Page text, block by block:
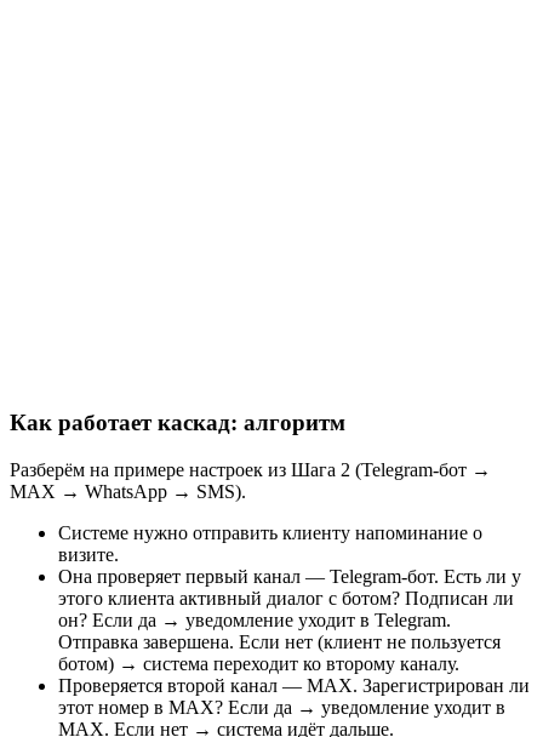
Как работает каскад: алгоритм
Разберём на примере настроек из Шага 2 (Telegram-бот →
MAX → WhatsApp → SMS).
Системе нужно отправить клиенту напоминание о
визите.
Она проверяет первый канал — Telegram-бот. Есть ли у
этого клиента активный диалог с ботом? Подписан ли
он? Если да → уведомление уходит в Telegram.
Отправка завершена. Если нет (клиент не пользуется
ботом) → система переходит ко второму каналу.
Проверяется второй канал — MAX. Зарегистрирован ли
этот номер в MAX? Если да → уведомление уходит в
MAX. Если нет → система идёт дальше.